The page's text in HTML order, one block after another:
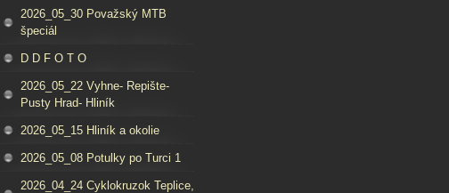
2026_05_30 Považský MTB
špeciál
D D F O T O
2026_05_22 Vyhne- Repište-
Pusty Hrad- Hliník
2026_05_15 Hliník a okolie
2026_05_08 Potulky po Turci 1
2026_04_24 Cyklokruzok Teplice,